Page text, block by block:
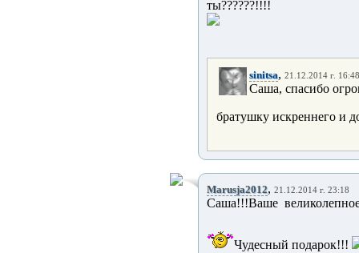
ты??????!!!!
sinitsa, 21.12.2014 г. 16:48
Саша, спасибо
братушку искреннего и
Marusja2012, 21.12.2014 г. 23:18
Саша!!!Ваше
Чудесный подарок!!!